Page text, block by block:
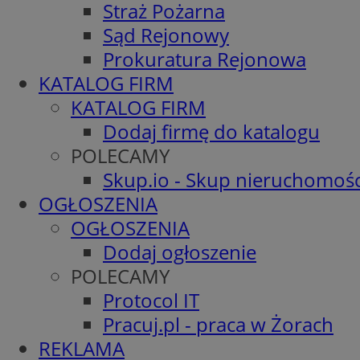
Straż Pożarna
Sąd Rejonowy
Prokuratura Rejonowa
KATALOG FIRM
KATALOG FIRM
Dodaj firmę do katalogu
POLECAMY
Skup.io - Skup
OGŁOSZENIA
OGŁOSZENIA
Dodaj ogłoszenie
POLECAMY
Protocol IT
Pracuj.pl - praca w Żorach
REKLAMA